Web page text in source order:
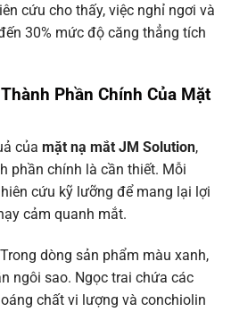
cứu cho thấy, việc nghỉ ngơi và
30% mức độ căng thẳng tích
Phần Chính Của Mặt
của mặt nạ mắt JM Solution,
phần chính là cần thiết. Mỗi
cứu kỹ lưỡng để mang lại lợi
cảm quanh mắt.
dòng sản phẩm màu xanh,
ngôi sao. Ngọc trai chứa các
chất vi lượng và conchiolin